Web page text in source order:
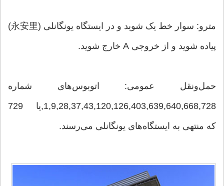
مترو: سوار خط یک شوید و در ایستگاه یونگانلی (永安里)
پیاده شوید و از خروجی A خارج شوید.
حمل‌ونقل عمومی: اتوبوس‌های شماره
1,9,28,37,43,120,126,403,639,640,668,728,یا 729
که منتهی به ایستگاه‌های یونگانلی می‌رسند.